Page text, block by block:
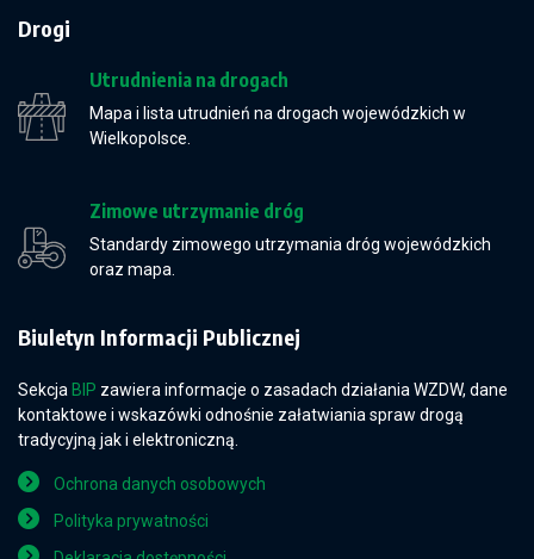
Drogi
Utrudnienia na drogach
Mapa i lista utrudnień na drogach wojewódzkich w
Wielkopolsce.
Zimowe utrzymanie dróg
Standardy zimowego utrzymania dróg wojewódzkich
oraz mapa.
Biuletyn Informacji Publicznej
Sekcja BIP zawiera informacje o zasadach działania WZDW, dane
kontaktowe i wskazówki odnośnie załatwiania spraw drogą
tradycyjną jak i elektroniczną.
Ochrona danych osobowych
Polityka prywatności